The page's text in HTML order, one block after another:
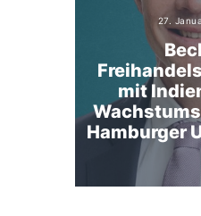
27.
mit
Hamburger